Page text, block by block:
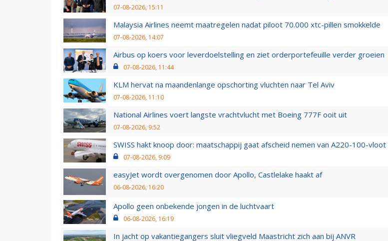
07-08-2026, 15:11
Malaysia Airlines neemt maatregelen nadat piloot 70.000 xtc-pillen smokkelde
07-08-2026, 14:07
Airbus op koers voor leverdoelstelling en ziet orderportefeuille verder groeien
07-08-2026, 11:44
KLM hervat na maandenlange opschorting vluchten naar Tel Aviv
07-08-2026, 11:10
National Airlines voert langste vrachtvlucht met Boeing 777F ooit uit
07-08-2026, 9:52
SWISS hakt knoop door: maatschappij gaat afscheid nemen van A220-100-vloot
07-08-2026, 9:09
easyJet wordt overgenomen door Apollo, Castlelake haakt af
06-08-2026, 16:20
Apollo geen onbekende jongen in de luchtvaart
06-08-2026, 16:19
In jacht op vakantiegangers sluit vliegveld Maastricht zich aan bij ANVR